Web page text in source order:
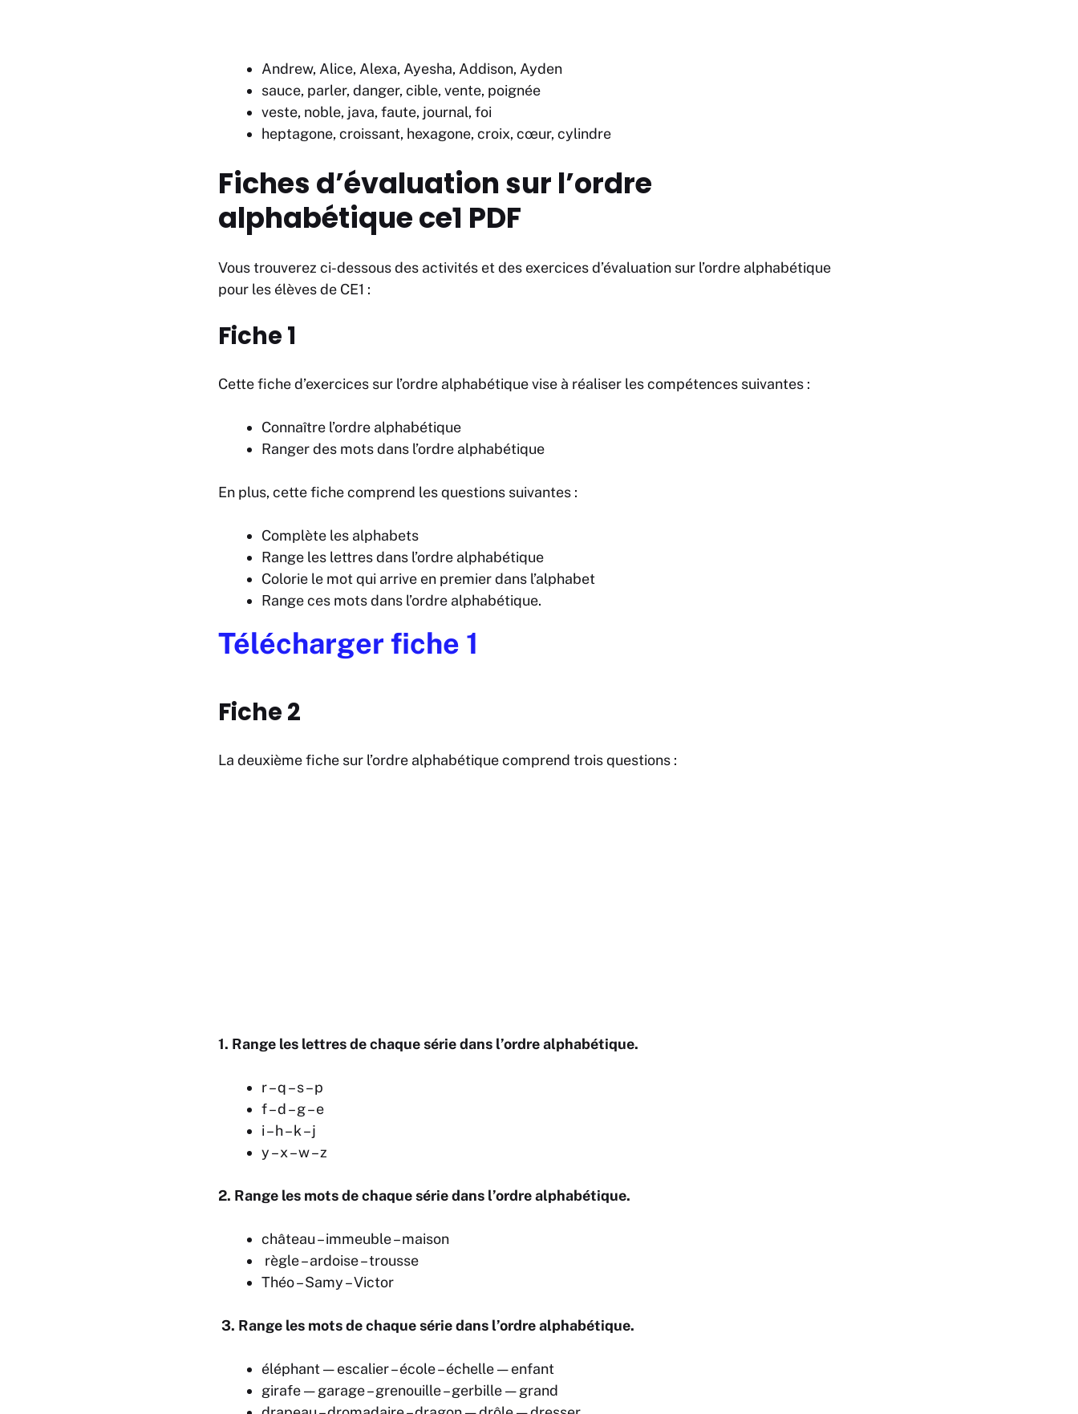
Andrew, Alice, Alexa, Ayesha, Addison, Ayden
sauce, parler, danger, cible, vente, poignée
veste, noble, java, faute, journal, foi
heptagone, croissant, hexagone, croix, cœur, cylindre
Fiches d’évaluation sur l’ordre
alphabétique ce1 PDF
Vous trouverez ci-dessous des activités et des exercices d’évaluation sur l’ordre alphabétique
pour les élèves de CE1 :
Fiche 1
Cette fiche d’exercices sur l’ordre alphabétique vise à réaliser les compétences suivantes :
Connaître l’ordre alphabétique
Ranger des mots dans l’ordre alphabétique
En plus, cette fiche comprend les questions suivantes :
Complète les alphabets
Range les lettres dans l’ordre alphabétique
Colorie le mot qui arrive en premier dans l’alphabet
Range ces mots dans l’ordre alphabétique.
Télécharger fiche 1
Fiche 2
La deuxième fiche sur l’ordre alphabétique comprend trois questions :
1. Range les lettres de chaque série dans l’ordre alphabétique.
r – q – s – p
f – d – g – e
i – h – k – j
y – x – w – z
2. Range les mots de chaque série dans l’ordre alphabétique.
château – immeuble – maison
règle – ardoise – trousse
Théo – Samy – Victor
3. Range les mots de chaque série dans l’ordre alphabétique.
éléphant — escalier – école – échelle — enfant
girafe — garage – grenouille – gerbille — grand